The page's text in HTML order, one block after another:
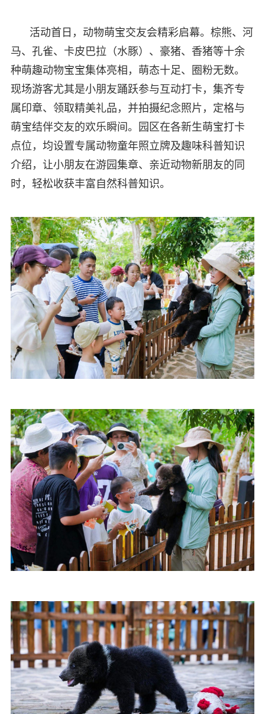
活动首日，动物萌宝交友会精彩启幕。棕熊、河
马、孔雀、卡皮巴拉（水豚）、豪猪、香猪等十余
种萌趣动物宝宝集体亮相，萌态十足、圈粉无数。
现场游客尤其是小朋友踊跃参与互动打卡，集齐专
属印章、领取精美礼品，并拍摄纪念照片，定格与
萌宝结伴交友的欢乐瞬间。园区在各新生萌宝打卡
点位，均设置专属动物童年照立牌及趣味科普知识
介绍，让小朋友在游园集章、亲近动物新朋友的同
时，轻松收获丰富自然科普知识。